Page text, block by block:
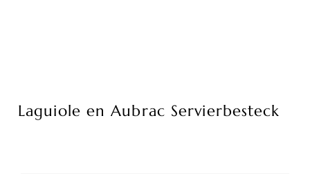
Laguiole en Aubrac Servierbesteck